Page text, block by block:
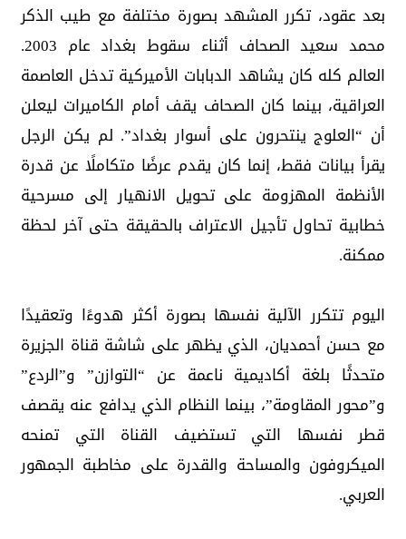
بعد عقود، تكرر المشهد بصورة مختلفة مع طيب الذكر
محمد سعيد الصحاف أثناء سقوط بغداد عام 2003.
العالم كله كان يشاهد الدبابات الأميركية تدخل العاصمة
العراقية، بينما كان الصحاف يقف أمام الكاميرات ليعلن
أن “العلوج ينتحرون على أسوار بغداد”. لم يكن الرجل
يقرأ بيانات فقط، إنما كان يقدم عرضًا متكاملًا عن قدرة
الأنظمة المهزومة على تحويل الانهيار إلى مسرحية
خطابية تحاول تأجيل الاعتراف بالحقيقة حتى آخر لحظة
ممكنة.
اليوم تتكرر الآلية نفسها بصورة أكثر هدوءًا وتعقيدًا
مع حسن أحمديان، الذي يظهر على شاشة قناة الجزيرة
متحدثًا بلغة أكاديمية ناعمة عن “التوازن” و”الردع”
و”محور المقاومة”، بينما النظام الذي يدافع عنه يقصف
قطر نفسها التي تستضيف القناة التي تمنحه
الميكروفون والمساحة والقدرة على مخاطبة الجمهور
العربي.